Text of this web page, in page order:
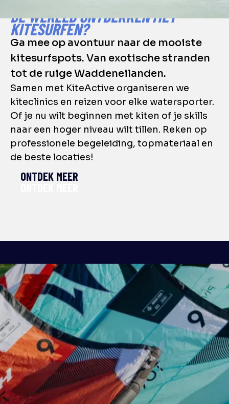
DE WERELD ONTDEKKEN MET
KITESURFEN?
Ga mee op avontuur naar de mooiste
kitesurfspots. Van exotische stranden
tot de ruige Waddeneilanden.
Samen met KiteActive organiseren we
kiteclinics en reizen voor elke watersporter.
Of je nu wilt beginnen met kiten of je skills
naar een hoger niveau wilt tillen. Reken op
professionele begeleiding, topmateriaal en
de beste locaties!
ONTDEK MEER